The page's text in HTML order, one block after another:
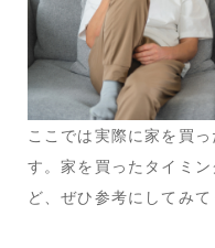
ここでは実際に家を買
す。家を買ったタイミ
ど、ぜひ参考にしてみて